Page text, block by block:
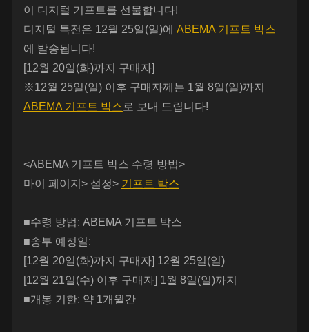
이 디지털 기프트를 선물합니다!
디지털 특전은 12월 25일(일)에 ABEMA 기프트 박스
에 발송됩니다!
[12월 20일(화)까지 구매자]
※12월 25일(일) 이후 구매자께는 1월 8일(일)까지
ABEMA 기프트 박스 로 보내 드립니다!
<ABEMA 기프트 박스 수령 방법>
마이 페이지> 설정> 기프트 박스
■수령 방법: ABEMA 기프트 박스
■송부 예정일:
[12월 20일(화)까지 구매자] 12월 25일(일)
[12월 21일(수) 이후 구매자] 1월 8일(일)까지
■개봉 기한: 약 1개월간